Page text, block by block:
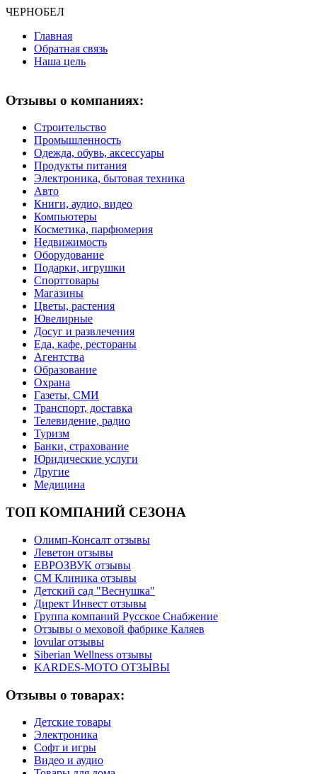
ЧЕРНОБЕЛ
Главная
Обратная связь
Наша цель
Отзывы о компаниях:
Строительство
Промышленность
Одежда, обувь, аксессуары
Продукты питания
Электроника, бытовая техника
Авто
Книги, аудио, видео
Компьютеры
Косметика, парфюмерия
Недвижимость
Оборудование
Подарки, игрушки
Спорттовары
Магазины
Цветы, растения
Ювелирные
Досуг и развлечения
Еда, кафе, рестораны
Агентства
Образование
Охрана
Газеты, СМИ
Транспорт, доставка
Телевидение, радио
Туризм
Банки, страхование
Юридические услуги
Другие
Медицина
ТОП КОМПАНИЙ СЕЗОНА
Олимп-Консалт отзывы
Леветон отзывы
ЕВРОЗВУК отзывы
СМ Клиника отзывы
Детский сад "Веснушка"
Директ Инвест отзывы
Группа компаний Русское Снабжение
Отзывы о меховой фабрике Каляев
lovular отзывы
Siberian Wellness отзывы
KARDES-MOTO ОТЗЫВЫ
Отзывы о товарах:
Детские товары
Электроника
Софт и игры
Видео и аудио